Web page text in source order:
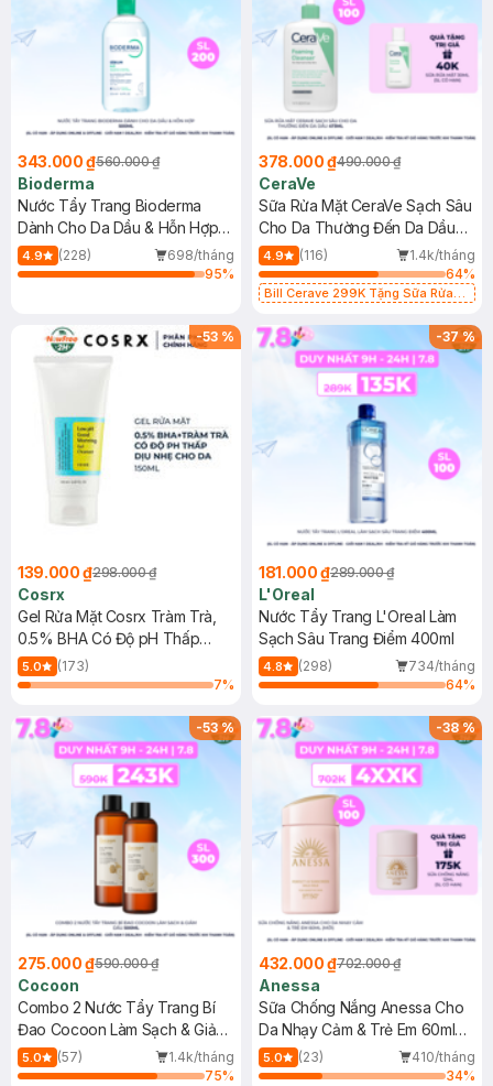
343.000 ₫560.000 ₫
Bioderma
Nước Tẩy Trang Bioderma
Dành Cho Da Dầu & Hỗn Hợp
500ml
4.9 (228)
698/tháng
95%
378.000 ₫490.000 ₫
CeraVe
Sữa Rửa Mặt CeraVe Sạch Sâu
Cho Da Thường Đến Da Dầu
473ml
4.9 (116)
1.4k/tháng
64%
Bill Cerave 299K Tặng Sữa Rửa
-53 %
139.000 ₫298.000 ₫
Cosrx
Gel Rửa Mặt Cosrx Tràm Trà,
0.5% BHA Có Độ pH Thấp
150ml
5.0
(173)
7%
-37%
181.000 ₫289.000 ₫
L'Oreal
Nước Tẩy Trang L'Oreal Làm
Sạch Sâu Trang Điểm 400ml
4.8 (298)
734/tháng
64%
-53%
275.000 ₫590.000 ₫
Cocoon
Combo 2 Nước Tẩy Trang Bí
Đao Cocoon Làm Sạch & Giảm
Dầu 500ml
5.0 (57)
1.4k/tháng
75%
-38%
432.000 ₫702.000 ₫
Anessa
Sữa Chống Nắng Anessa Cho
Da Nhạy Cảm & Trẻ Em 60ml
(Mới)
5.0 (23)
410/tháng
34%